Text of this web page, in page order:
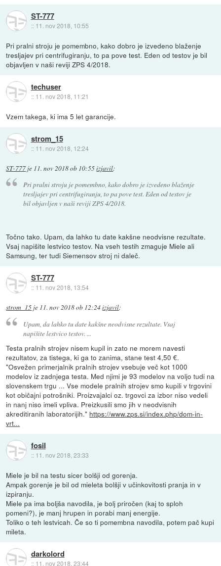
ST-777
:: 11. nov 2018, 10:55
Pri pralni stroju je pomembno, kako dobro je izvedeno blaženje
tresljajev pri centrifugiranju, to pa pove test. Eden od testov je bil
objavljen v naši reviji ZPS 4/2018.
techuser
:: 11. nov 2018, 11:21
Vzem takega, ki ima 5 let garancije.
strom_15
:: 11. nov 2018, 12:24
ST-777 je 11. nov 2018 ob 10:55izjavil:
Pri pralni stroju je pomembno, kako dobro je izvedeno blaženje
tresljajev pri centrifugiranju, to pa pove test. Eden od testov je
bil objavljen v naši reviji ZPS 4/2018.
Točno tako. Upam, da lahko tu date kakšne neodvisne rezultate.
Vsaj napišite lestvico testov. Na vseh testih zmaguje Miele ali
Samsung, ter tudi Siemensov stroj ni daleč.
ST-777
:: 11. nov 2018, 13:54
strom_15 je 11. nov 2018 ob 12:24izjavil:
Upam, da lahko tu date kakšne neodvisne rezultate. Vsaj
napišite lestvico testov. ...
Testa pralnih strojev nisem kupil in zato ne morem navesti
rezultatov, za tistega, ki ga to zanima, stane test 4,50 €.
"Osvežen primerjalnik pralnih strojev vsebuje več kot 1000
modelov iz zadnjega testa. Med njimi je 93 modelov na voljo tudi na
slovenskem trgu ... Vse modele pralnih strojev smo kupili v trgovini
kot običajni potrošniki. Proizvajalci oz. trgovci za izbor niso vedeli
in nanj niso imeli vpliva. Preizkusili smo jih v neodvisnih
akreditiranih laboratorijih." https://www.zps.si/index.php/dom-in-
vrt...
fosil
:: 11. nov 2018, 23:33
Miele je bil na testu sicer bolšji od gorenja.
Ampak gorenje je bil od mieleta bolšji v učinkovitosti pranja in v
izpiranju.
Miele pa ima boljša navodila, je bolj priročen (kaj to sploh
pomeni?), je manj hrupen in porabi manj energije.
Toliko o teh lestvicah. Če so ti pomembna navodila, potem pač kupi
mileta.
darkolord
:: 11. nov 2018, 23:44